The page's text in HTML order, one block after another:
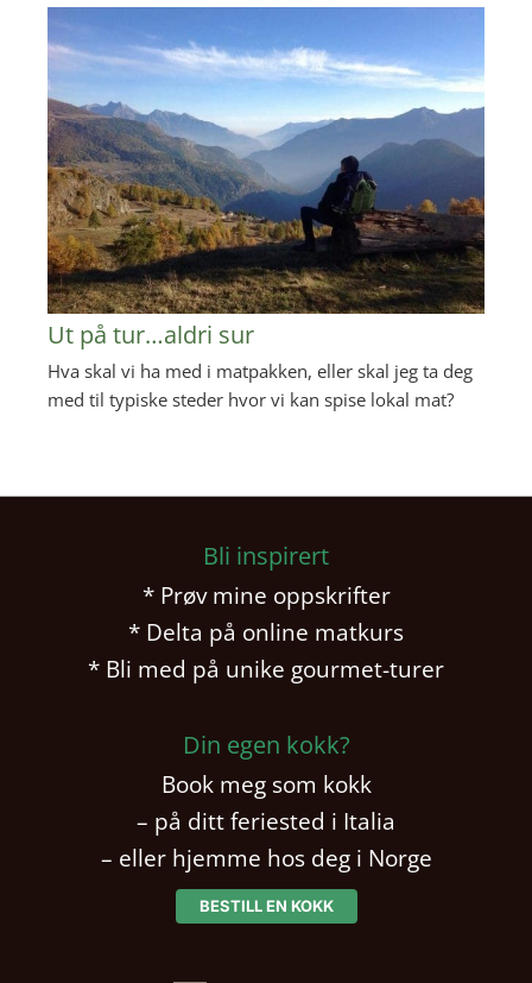
Ut på tur…aldri sur
Hva skal vi ha med i matpakken, eller skal jeg ta deg
med til typiske steder hvor vi kan spise lokal mat?
Bli inspirert
* Prøv mine oppskrifter
* Delta på online matkurs
* Bli med på unike gourmet-turer
Din egen kokk?
Book meg som kokk
– på ditt feriested i Italia
– eller hjemme hos deg i Norge
BESTILL EN KOKK